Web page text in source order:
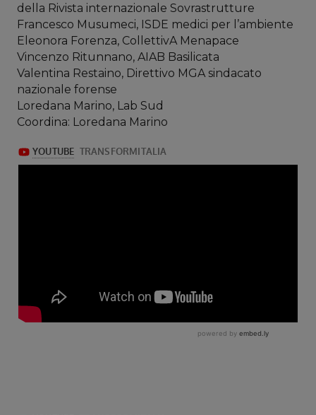
della Rivista internazionale Sovrastrutture
Francesco Musumeci, ISDE medici per l’ambiente
Eleonora Forenza, CollettivA Menapace
Vincenzo Ritunnano, AIAB Basilicata
Valentina Restaino, Direttivo MGA sindacato
nazionale forense
Loredana Marino, Lab Sud
Coordina: Loredana Marino